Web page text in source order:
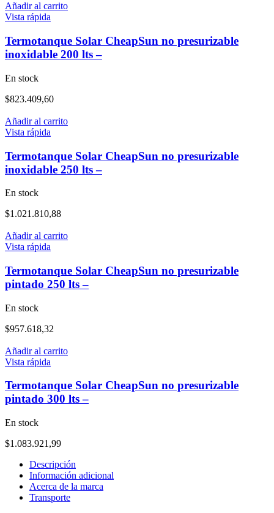
Añadir al carrito
Vista rápida
Termotanque Solar CheapSun no presurizable
inoxidable 200 lts –
En stock
$823.409,60
Añadir al carrito
Vista rápida
Termotanque Solar CheapSun no presurizable
inoxidable 250 lts –
En stock
$1.021.810,88
Añadir al carrito
Vista rápida
Termotanque Solar CheapSun no presurizable
pintado 250 lts –
En stock
$957.618,32
Añadir al carrito
Vista rápida
Termotanque Solar CheapSun no presurizable
pintado 300 lts –
En stock
$1.083.921,99
Descripción
Información adicional
Acerca de la marca
Transporte